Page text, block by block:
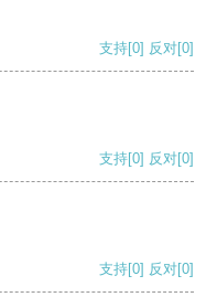
支持[0] 反对[0]
支持[0] 反对[0]
支持[0] 反对[0]